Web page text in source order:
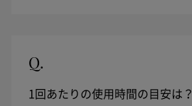
Q.
1回あたりの使用時間の目安は？